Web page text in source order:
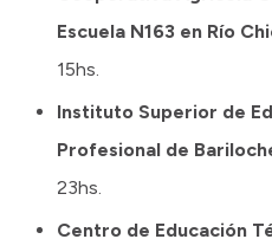
Escuela N163 en Río
15hs.
Instituto Superior de
Profesional de
23hs.
Centro de Educación